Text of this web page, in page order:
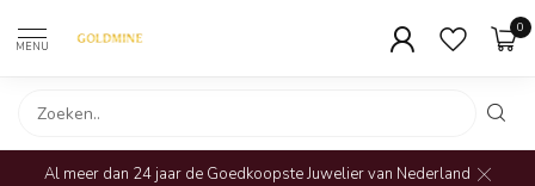
MENU
0
Al meer dan 24 jaar de Goedkoopste Juwelier van Nederland